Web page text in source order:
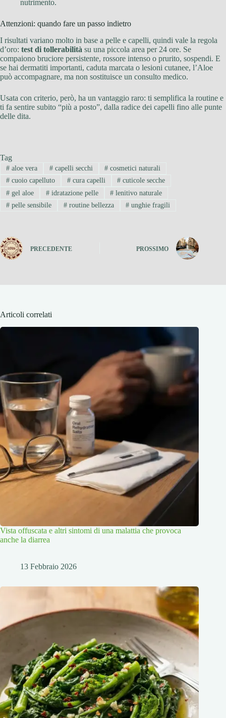
nutrimento.
Attenzioni: quando fare un passo indietro
I risultati variano molto in base a pelle e capelli, quindi vale la regola
d’oro: test di tollerabilità su una piccola area per 24 ore. Se
compaiono bruciore persistente, rossore intenso o prurito, sospendi. E
se hai dermatiti importanti, caduta marcata o lesioni cutanee, l’Aloe
può accompagnare, ma non sostituisce un consulto medico.
Usata con criterio, però, ha un vantaggio raro: ti semplifica la routine e
ti fa sentire subito “più a posto”, dalla radice dei capelli fino alle punte
delle dita.
Tag
#aloe vera #capelli secchi # cosmetici naturali
#cuoio capelluto #cura capelli # cuticole secche
#gel aloe #idratazione pelle # lenitivo naturale
#pelle sensibile #routine bellezza # unghie fragili
PRECEDENTE PROSSIMO
Articoli correlati
Vista offuscata e altri sintomi di una malattia che provoca
anche la diarrea
13 Febbraio 2026